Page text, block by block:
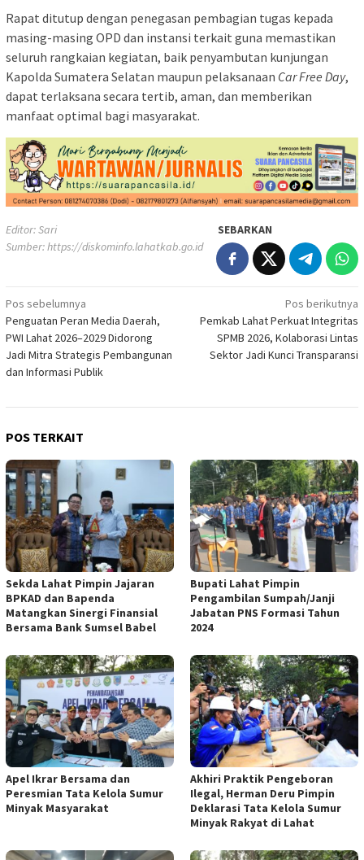
Rapat ditutup dengan penegasan pembagian tugas kepada
masing-masing OPD dan instansi terkait guna memastikan
seluruh rangkaian kegiatan, baik penyambutan kunjungan
Kapolda Sumatera Selatan maupun pelaksanaan Car Free Day,
dapat terlaksana secara tertib, aman, dan memberikan
manfaat optimal bagi masyarakat.
Editor: Sari
Sumber:https://diskominfo.lahatkab.go.id
SEBARKAN
Navigasi
pos
Pos sebelumnya
Penguatan Peran Media Daerah,
PWI Lahat 2026–2029 Didorong
Jadi Mitra Strategis Pembangunan
dan Informasi Publik
Pos berikutnya
Pemkab Lahat Perkuat Integritas
SPMB 2026, Kolaborasi Lintas
Sektor Jadi Kunci Transparansi
POS TERKAIT
Sekda Lahat Pimpin Jajaran
BPKAD dan Bapenda
Matangkan Sinergi Finansial
Bersama Bank Sumsel Babel
Bupati Lahat Pimpin
Pengambilan Sumpah/Janji
Jabatan PNS Formasi Tahun
2024
Apel Ikrar Bersama dan
Peresmian Tata Kelola Sumur
Minyak Masyarakat
Akhiri Praktik Pengeboran
Ilegal, Herman Deru Pimpin
Deklarasi Tata Kelola Sumur
Minyak Rakyat di Lahat